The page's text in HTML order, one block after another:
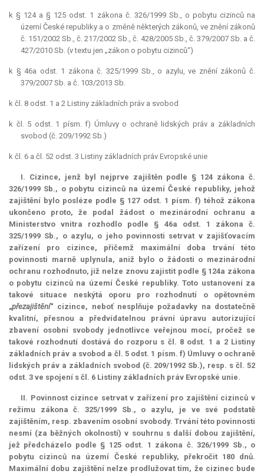
k § 124 a § 125 odst. 1 zákona č. 326/1999 Sb., o pobytu cizinců na
území České republiky a o změně některých zákonů, ve znění zákonů
č. 151/2002 Sb., č. 217/2002 Sb., č. 428/2005 Sb., č. 379/2007 Sb. a č.
427/2010 Sb. (v textu jen „zákon o pobytu cizinců“)
k § 46a odst. 1 zákona č. 325/1999 Sb., o azylu, ve znění zákonů č.
379/2007 Sb. a č. 103/2013 Sb.
k čl. 8 odst. 1 a 2 Listiny základních práv a svobod
k čl. 5 odst. 1 písm. f) Úmluvy o ochraně lidských práv a základních
svobod (č. 209/1992 Sb.)
k čl. 6 a čl. 52 odst. 3 Listiny základních práv Evropské unie
I. Cizince, jenž byl nejprve zajištěn podle § 124 zákona č.
326/1999 Sb., o pobytu cizinců na území České republiky, jehož
zajištění bylo posléze podle § 127 odst. 1 písm. f) téhož zákona
ukončeno proto, že podal žádost o mezinárodní ochranu a
Ministerstvo vnitra rozhodlo podle § 46a odst. 1 zákona č.
325/1999 Sb., o azylu, o jeho povinnosti setrvat v zajišťovacím
zařízení pro cizince, přičemž maximální doba trvání této
povinnosti marně uplynula, aniž bylo o žádosti o mezinárodní
ochranu rozhodnuto, již nelze znovu zajistit podle § 124a zákona
o pobytu cizinců na území České republiky. Toto ustanovení za
takové situace neskýtá oporu pro rozhodnutí o opětovném
„přezajištění“ cizince, neboť nesplňuje požadavky na dostatečně
kvalitní, přesnou a předvídatelnou právní úpravu autorizující
zbavení osobní svobody jednotlivce veřejnou mocí, pročež se
takové rozhodnutí dostává do rozporu s čl. 8 odst. 1 a 2 Listiny
základních práv a svobod a čl. 5 odst. 1 písm. f) Úmluvy o ochraně
lidských práv a základních svobod (č. 209/1992 Sb.), resp. s čl. 52
odst. 3 ve spojení s čl. 6 Listiny základních práv Evropské unie.
II. Povinnost cizince setrvat v zařízení pro zajištění cizinců v
režimu zákona č. 325/1999 Sb., o azylu, je ve své podstatě
zajištěním, resp. zbavením osobní svobody. Trvání této povinnosti
nesmí (za běžných okolností) v souhrnu s další dobou zajištění,
jež předcházelo podle § 125 odst. 1 zákona č. 326/1999 Sb., o
pobytu cizinců na území České republiky, překročit 180 dnů.
Maximální dobu zajištění nelze prodlužovat tím, že cizinec bude